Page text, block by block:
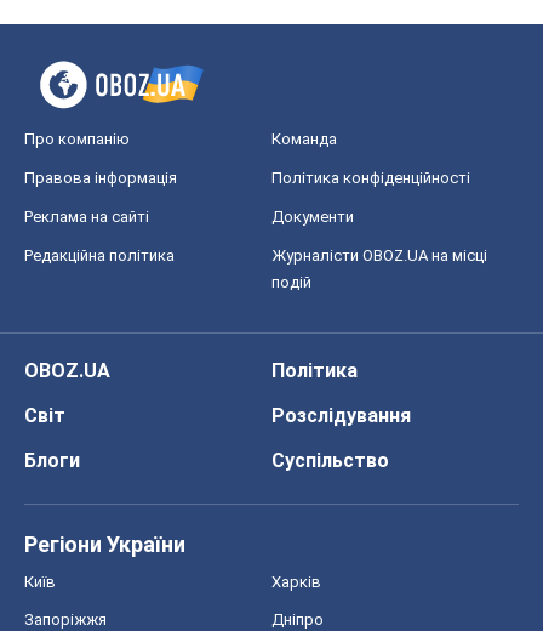
Про компанію Команда
Правова інформація Політика конфіденційності
Реклама на сайті Документи
Редакційна політика
Журналісти OBOZ.UA на місці
подій
OBOZ.UA
Політика
Світ
Розслідування
Блоги
Суспільство
Регіони України
Київ Харків
Запоріжжя Дніпро